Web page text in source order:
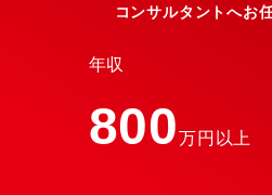
コンサルタントへお
年収
800万円以上